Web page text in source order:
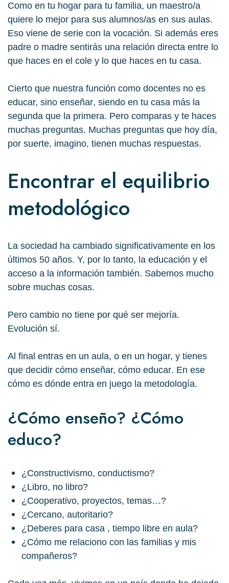
Como en tu hogar para tu familia, un maestro/a
quiere lo mejor para sus alumnos/as en sus aulas.
Eso viene de serie con la vocación. Si además eres
padre o madre sentirás una relación directa entre lo
que haces en el cole y lo que haces en tu casa.
Cierto que nuestra función como docentes no es
educar, sino enseñar, siendo en tu casa más la
segunda que la primera. Pero comparas y te haces
muchas preguntas. Muchas preguntas que hoy día,
por suerte, imagino, tienen muchas respuestas.
Encontrar el equilibrio
metodológico
La sociedad ha cambiado significativamente en los
últimos 50 años. Y, por lo tanto, la educación y el
acceso a la información también. Sabemos mucho
sobre muchas cosas.
Pero cambio no tiene por qué ser mejoría.
Evolución sí.
Al final entras en un aula, o en un hogar, y tienes
que decidir cómo enseñar, cómo educar. En ese
cómo es dónde entra en juego la metodología.
¿Cómo enseño? ¿Cómo
educo?
¿Constructivismo, conductismo?
¿Libro, no libro?
¿Cooperativo, proyectos, temas…?
¿Cercano, autoritario?
¿Deberes para casa , tiempo libre en aula?
¿Cómo me relaciono con las familias y mis
compañeros?